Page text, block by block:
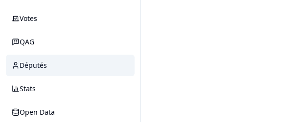
Votes
QAG
Députés
Stats
Open Data